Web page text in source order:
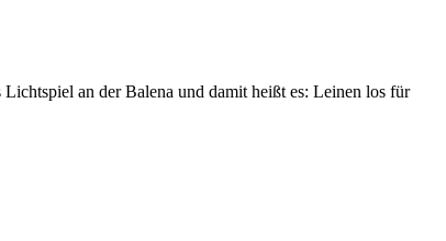
an der Balena und damit heißt es: Leinen los für